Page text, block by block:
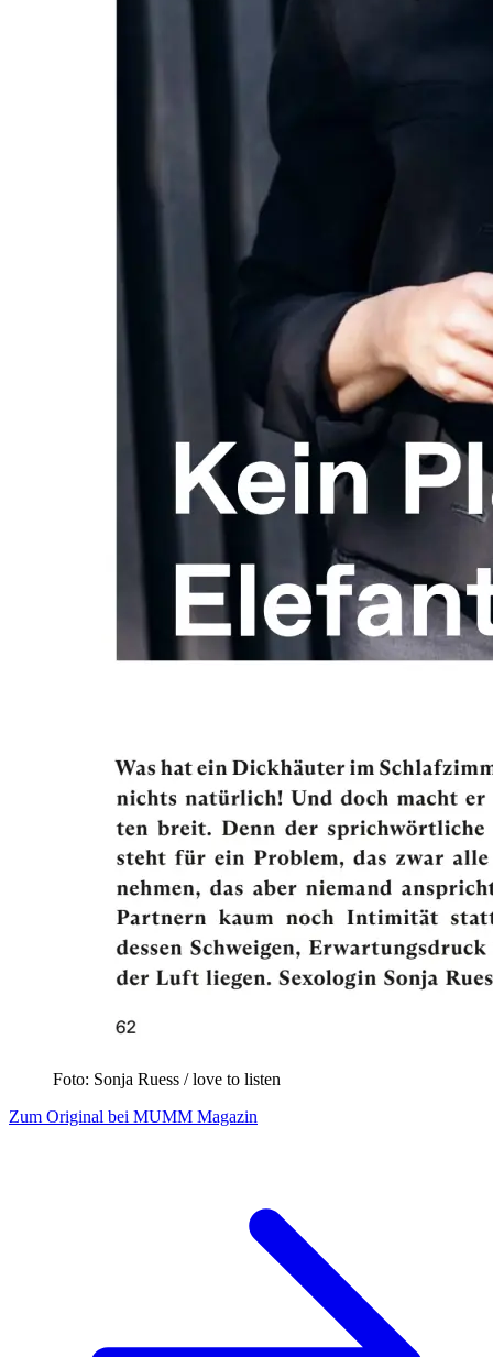
Foto: Sonja Ruess / love to listen
Zum Original bei MUMM Magazin